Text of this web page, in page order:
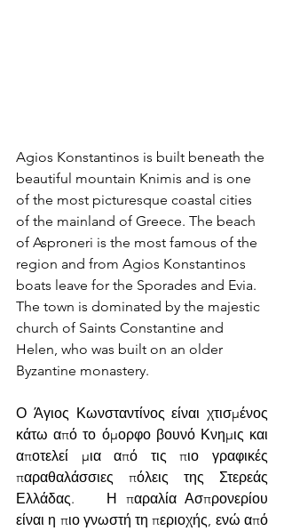
Agios Konstantinos is built beneath the
beautiful mountain Knimis and is one
of the most picturesque coastal cities
of the mainland of Greece. The beach
of Asproneri is the most famous of the
region and from Agios Konstantinos
boats leave for the Sporades and Evia.
The town is dominated by the majestic
church of Saints Constantine and
Helen, who was built on an older
Byzantine monastery.
Ο Άγιος Κωνσταντίνος είναι χτισμένος
κάτω από το όμορφο βουνό Κνημις και
αποτελεί μια από τις πιο γραφικές
παραθαλάσσιες πόλεις της Στερεάς
Ελλάδας.　 Η παραλία Ασπρονερίου
είναι η πιο γνωστή τη περιοχής, ενώ από